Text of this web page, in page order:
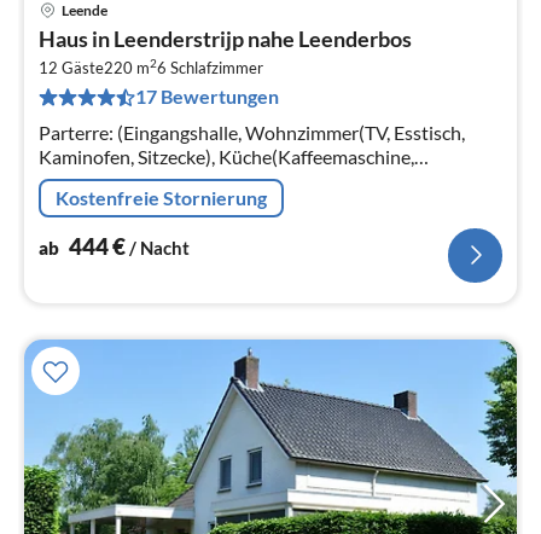
Leende
Haus in Leenderstrijp nahe Leenderbos
12 Gäste220 m26 Schlafzimmer
17 Bewertungen
Parterre: (Eingangshalle, Wohnzimmer(TV, Esstisch,
Kaminofen, Sitzecke), Küche(Kaffeemaschine,
Espressomaschine, Backofen, Spülmaschine,
Kühl-/Gefrierkombination)
Kostenfreie Stornierung
ab 444€/ Nacht